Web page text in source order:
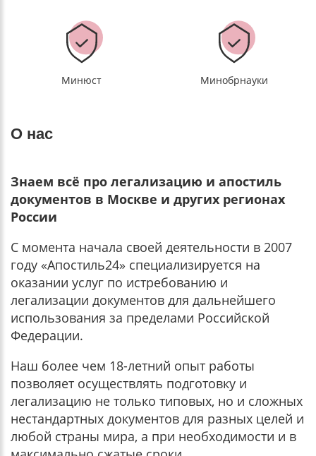
Минюст Минобрнауки
О нас
Знаем всё про легализацию и апостиль
документов в Москве и других регионах
России
С момента начала своей деятельности в 2007
году «Апостиль24» специализируется на
оказании услуг по истребованию и
легализации документов для дальнейшего
использования за пределами Российской
Федерации.
Наш более чем 18-летний опыт работы
позволяет осуществлять подготовку и
легализацию не только типовых, но и сложных
нестандартных документов для разных целей и
любой страны мира, а при необходимости и в